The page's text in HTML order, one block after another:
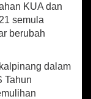
KUA dan
semula
berubah
dalam
Tahun